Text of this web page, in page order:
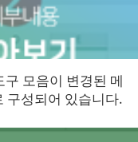
모음이 변경된 메
구성되어 있습니다.